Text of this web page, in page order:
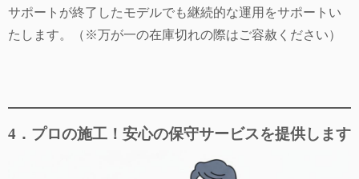
サポートが終了したモデルでも継続的な運用をサポートい
たします。（※万が一の在庫切れの際はご容赦ください）
4．プロの施工！安心の保守サービスを提供します